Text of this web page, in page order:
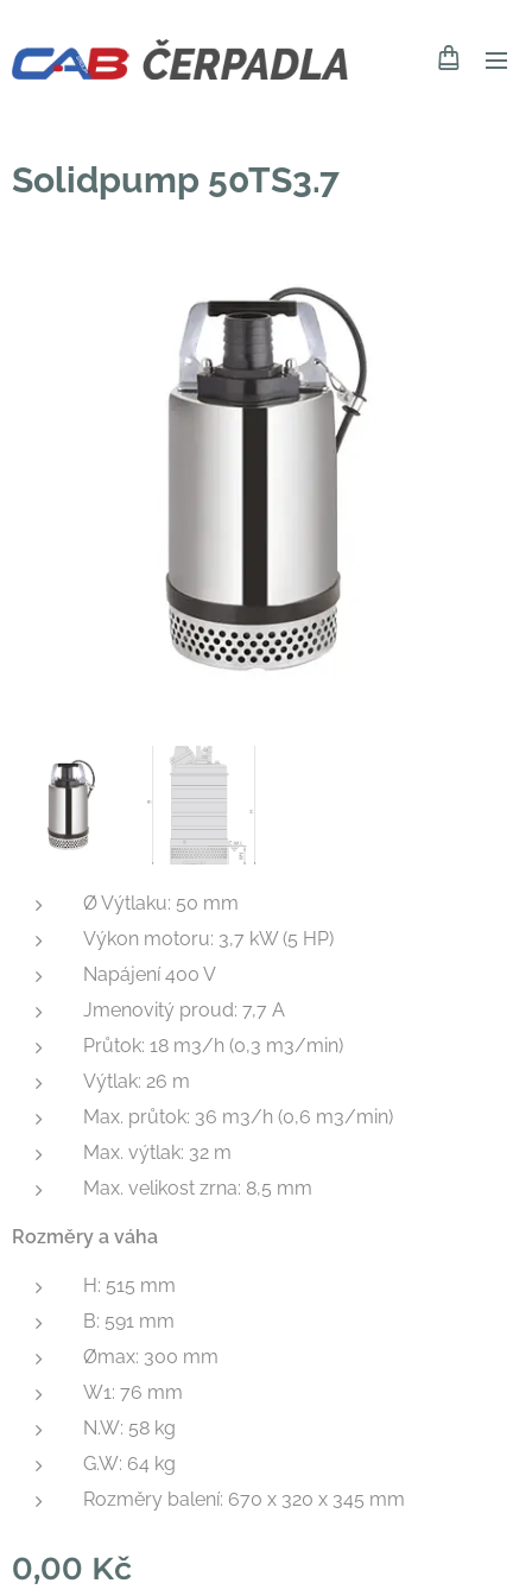
Solidpump 50TS3.7
Ø Výtlaku: 50 mm
Výkon motoru: 3,7 kW (5 HP)
Napájení 400 V
Jmenovitý proud: 7,7 A
Průtok: 18 m3/h (0,3 m3/min)
Výtlak: 26 m
Max. průtok: 36 m3/h (0,6 m3/min)
Max. výtlak: 32 m
Max. velikost zrna: 8,5 mm
Rozměry a váha
H: 515 mm
B: 591 mm
Ømax: 300 mm
W1: 76 mm
N.W: 58 kg
G.W: 64 kg
Rozměry balení: 670 x 320 x 345 mm
0,00 Kč